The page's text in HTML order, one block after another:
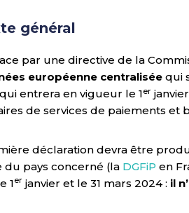
général
par une directive de la
européenne centralisée qui
qui entrera en vigueur le 1er
de services de paiements et
déclaration devra être
du pays concerné (la DGFiP en
1er janvier et le 31 mars 2024 : il